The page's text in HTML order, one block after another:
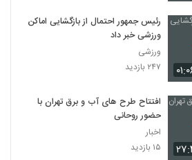
رئیس جمهور احتمال از بازگشایی اماکن
ورزشی خبر داد
ورزشی
۲۴۷ بازدید
افتتاح طرح‌ های آب و برق تهران با
حضور روحانی
اخبار
۱۵ بازدید